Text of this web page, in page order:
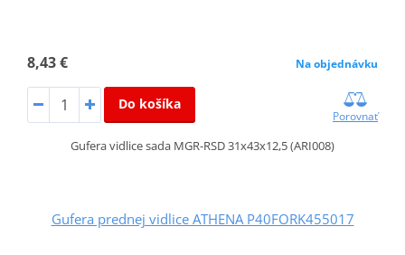
8,43 € Na objednávku
Do košíka
Porovnať
Gufera vidlice sada MGR-RSD 31x43x12,5 (ARI008)
Gufera prednej vidlice ATHENA P40FORK455017